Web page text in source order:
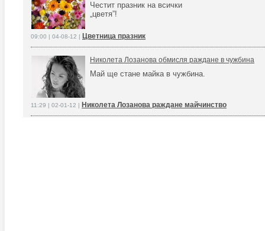
Честит празник на всички
„цветя”!
09:00 | 04-08-12 | Цветница празник
Николета Лозанова обмисля раждане в чужбина
Май ще стане майка в чужбина.
11:29 | 02-01-12 | Николета Лозанова раждане майчинство